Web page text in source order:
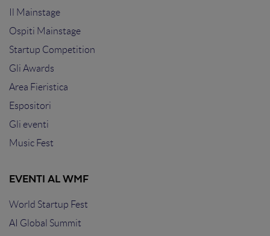
Il Mainstage
Ospiti Mainstage
Startup Competition
Gli Awards
Area Fieristica
Espositori
Gli eventi
Music Fest
EVENTI AL WMF
World Startup Fest
AI Global Summit